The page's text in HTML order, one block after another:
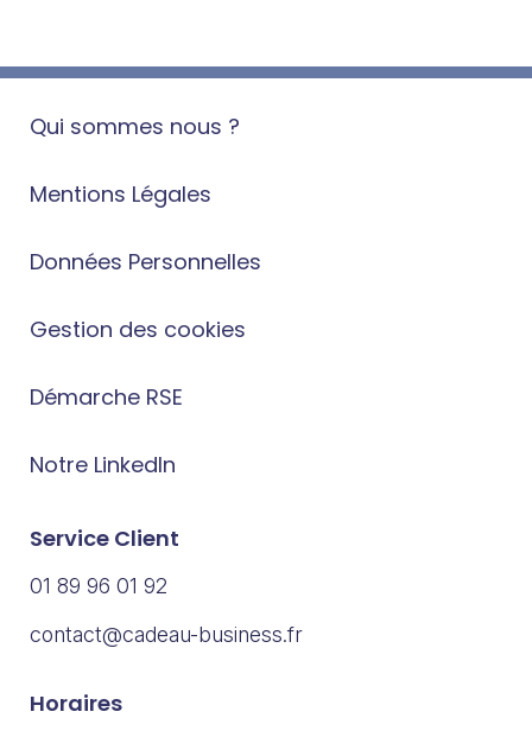
Qui sommes nous ?
Mentions Légales
Données Personnelles
Gestion des cookies
Démarche RSE
Notre LinkedIn
Service Client
01 89 96 01 92
contact@cadeau-business.fr
Horaires